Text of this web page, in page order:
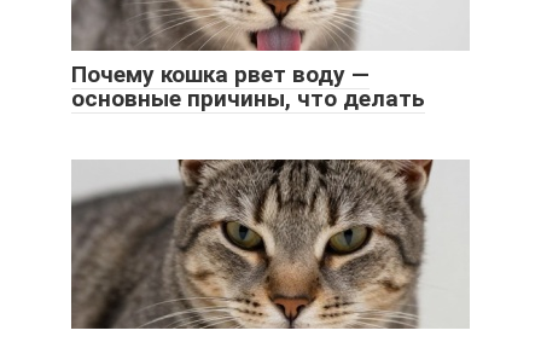
Почему кошка рвет воду —
основные причины, что делать